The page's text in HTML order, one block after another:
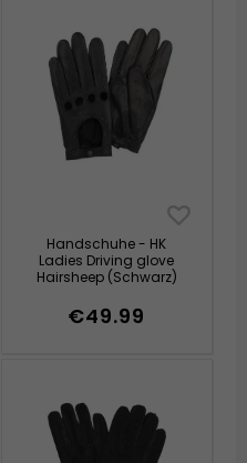
Handschuhe - HK
Ladies Driving glove
Hairsheep (Schwarz)
€49.99